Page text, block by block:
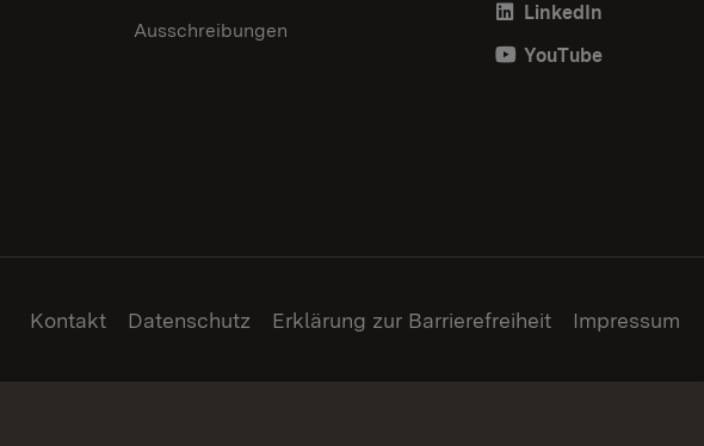
Ausschreibungen
LinkedIn
YouTube
Kontakt Datenschutz Erklärung zur Barrierefreiheit Impressum